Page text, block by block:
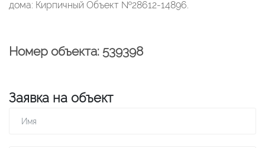
дома: Кирпичный Объект №28612-14896.
Номер объекта: 539398
Заявка на объект